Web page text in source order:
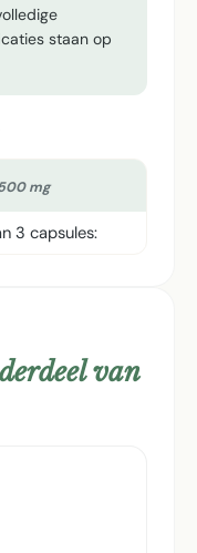
staan op
3 capsules:
mg
van